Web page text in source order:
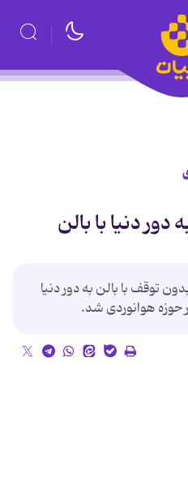
دنیا با بالن
توقف با بالن به دور دنیا
حوزه هوانوردی شد.